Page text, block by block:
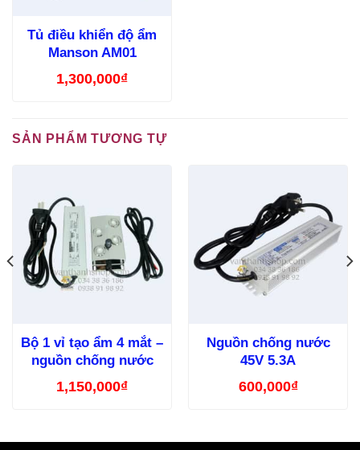
Tủ điều khiển độ ẩm
Manson AM01
1,300,000₫
SẢN PHẨM TƯƠNG TỰ
Bộ 1 vỉ tạo ẩm 4 mắt –
nguồn chống nước
1,150,000₫
Nguồn chống nước
45V 5.3A
600,000₫